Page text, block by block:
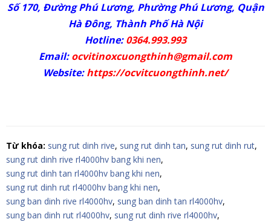
Số 170, Đường Phú Lương, Phường Phú Lương, Quận
Hà Đông, Thành Phố Hà Nội
Hotline:0364.993.993
Email:ocvitinoxcuongthinh@gmail.com
Website: https://ocvitcuongthinh.net/
Từ khóa: sung rut dinh rive, sung rut dinh tan, sung rut dinh rut,
sung rut dinh rive rl4000hv bang khi nen,
sung rut dinh tan rl4000hv bang khi nen,
sung rut dinh rut rl4000hv bang khi nen,
sung ban dinh rive rl4000hv, sung ban dinh tan rl4000hv,
sung ban dinh rut rl4000hv, sung rut dinh rive rl4000hv,